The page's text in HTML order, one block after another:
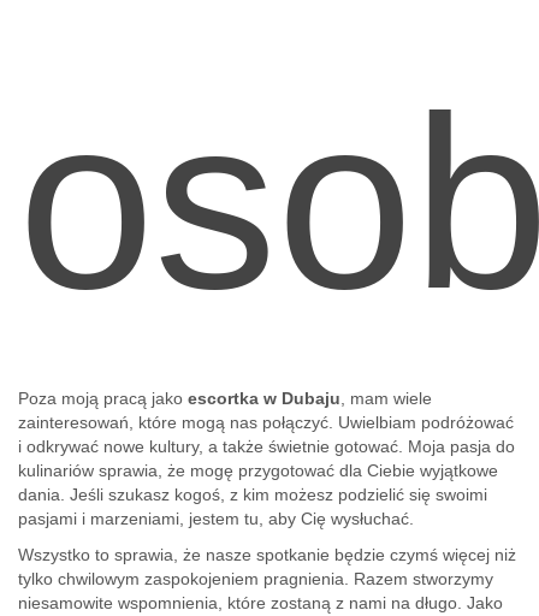
Poza moją pracą jako escortka w Dubaju, mam wiele
zainteresowań, które mogą nas połączyć. Uwielbiam podróżować
i odkrywać nowe kultury, a także świetnie gotować. Moja pasja do
kulinariów sprawia, że mogę przygotować dla Ciebie wyjątkowe
dania. Jeśli szukasz kogoś, z kim możesz podzielić się swoimi
pasjami i marzeniami, jestem tu, aby Cię wysłuchać.
Wszystko to sprawia, że nasze spotkanie będzie czymś więcej niż
tylko chwilowym zaspokojeniem pragnienia. Razem stworzymy
niesamowite wspomnienia, które zostaną z nami na długo. Jako